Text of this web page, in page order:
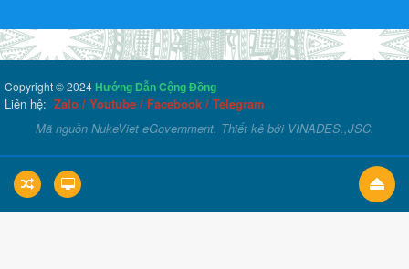
Copyright © 2024 Hướng Dẫn Cộng Đồng
Liên hệ: Zalo / Youtube / Facebook / Telegram
Mã nguồn NukeViet eGovernment. Thiết kê bởi VINADES.,JSC.